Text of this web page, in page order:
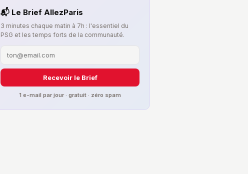
📬 Le Brief AllezParis
3 minutes chaque matin à 7h : l'essentiel du
PSG et les temps forts de la communauté.
Recevoir le Brief
1 e-mail par jour · gratuit · zéro spam